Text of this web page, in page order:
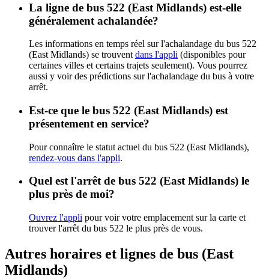
La ligne de bus 522 (East Midlands) est-elle
généralement achalandée?
Les informations en temps réel sur l'achalandage du bus 522
(East Midlands) se trouvent dans l'appli (disponibles pour
certaines villes et certains trajets seulement). Vous pourrez
aussi y voir des prédictions sur l'achalandage du bus à votre
arrêt.
Est-ce que le bus 522 (East Midlands) est
présentement en service?
Pour connaître le statut actuel du bus 522 (East Midlands),
rendez-vous dans l'appli.
Quel est l'arrêt de bus 522 (East Midlands) le
plus près de moi?
Ouvrez l'appli pour voir votre emplacement sur la carte et
trouver l'arrêt du bus 522 le plus près de vous.
Autres horaires et lignes de bus (East
Midlands)